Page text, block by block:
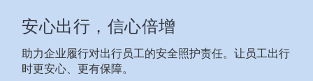
安心出行，信心倍增
助力企业履行对出行员工的安全照护责任。让员工出行
时更安心、更有保障。